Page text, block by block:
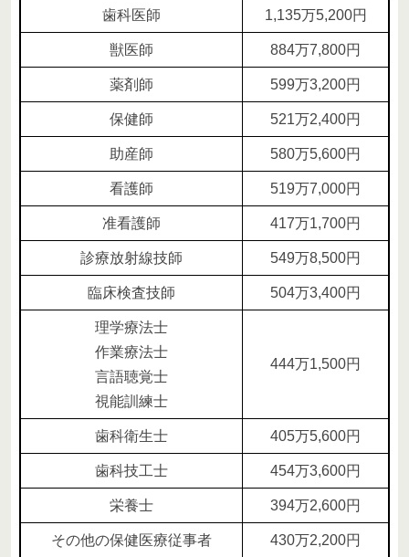
歯科医師 1,135万5,200円
獣医師 884万7,800円
薬剤師 599万3,200円
保健師 521万2,400円
助産師 580万5,600円
看護師 519万7,000円
准看護師 417万1,700円
診療放射線技師 549万8,500円
臨床検査技師 504万3,400円
理学療法士
作業療法士
言語聴覚士
視能訓練士
444万1,500円
歯科衛生士 405万5,600円
歯科技工士 454万3,600円
栄養士 394万2,600円
その他の保健医療従事者 430万2,200円